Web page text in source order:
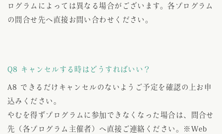
ログラムによっては異なる場合がございます。各プログラム
の問合せ先へ直接お問い合わせください。
Q8 キャンセルする時はどうすればいい？
A8 できるだけキャンセルのないようご予定を確認の上お申
込みください。
やむを得ずプログラムに参加できなくなった場合は、問合せ
先（各プログラム主催者）へ直接ご連絡ください。※Web